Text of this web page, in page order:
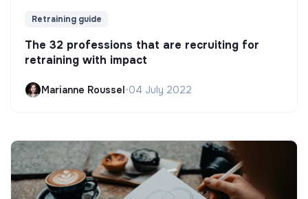
Retraining guide
The 32 professions that are recruiting for
retraining with impact
Marianne Roussel•04 July 2022